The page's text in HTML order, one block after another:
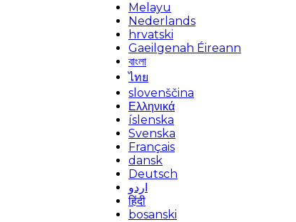
Melayu
Nederlands
hrvatski
Gaeilgenah Éireann
বাংলা
ไทย
slovenščina
Ελληνικά
íslenska
Svenska
Français
dansk
Deutsch
اردو
हिंदी
bosanski